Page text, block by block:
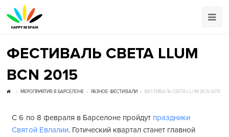
ФЕСТИВАЛЬ СВЕТА LLUM
BCN 2015
МЕРОПРИЯТИЯ В БАРСЕЛОНЕ РАЗНОЕ,ФЕСТИВАЛИ ФЕСТИВАЛЬ СВЕТА LLUM BCN 2015
C 6 по 8 февраля в Барселоне пройдут праздники
Святой Евлалии. Готический квартал станет главной